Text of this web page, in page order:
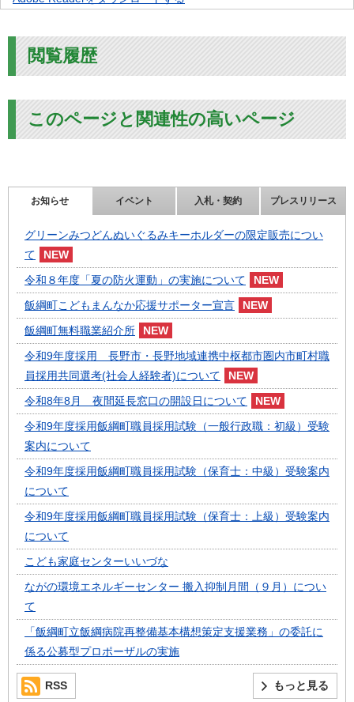
閲覧履歴
このページと関連性の高いページ
お知らせ イベント 入札・契約 プレスリリース
グリーンみつどんぬいぐるみキーホルダーの限定販売につい
て
令和８年度「夏の防火運動」の実施について
飯綱町こどもまんなか応援サポーター宣言
飯綱町無料職業紹介所
令和9年度採用 長野市・長野地域連携中枢都市圏内市町村職
員採用共同選考(社会人経験者)について
令和8年8月 夜間延長窓口の開設日について
令和9年度採用飯綱町職員採用試験（一般行政職：初級）受験
案内について
令和9年度採用飯綱町職員採用試験（保育士：中級）受験案内
について
令和9年度採用飯綱町職員採用試験（保育士：上級）受験案内
について
こども家庭センターいいづな
ながの環境エネルギーセンター 搬入抑制月間（９月）につい
て
「飯綱町立飯綱病院再整備基本構想策定支援業務」の委託に
係る公募型プロポーザルの実施
もっと見る
RSS